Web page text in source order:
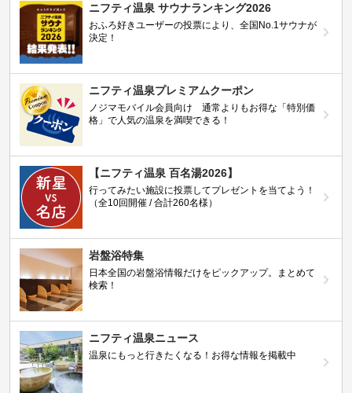
ニフティ温泉 サウナランキング2026
おふろ好きユーザーの投票により、全国No.1サウナが
決定！
ニフティ温泉プレミアムクーポン
ノジマモバイル会員向け 通常よりもお得な「特別価
格」で人気の温泉を満喫できる！
【ニフティ温泉 百名湯2026】
行ってみたい施設に投票してプレゼントを当てよう！
（全10回開催 / 合計260名様）
岩盤浴特集
日本全国の岩盤浴情報だけをピックアップ。まとめて
検索！
ニフティ温泉ニュース
温泉にもっと行きたくなる！お得な情報を掲載中